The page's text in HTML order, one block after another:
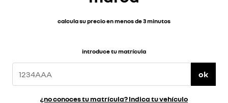
calcula su precio en menos de 3 minutos
introduce tu matrícula
ok
¿no conoces tu matrícula? Indica tu vehículo